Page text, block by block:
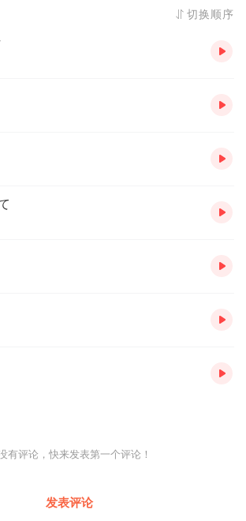
切换顺序
有评论，快来发表第一个评论！
发表评论